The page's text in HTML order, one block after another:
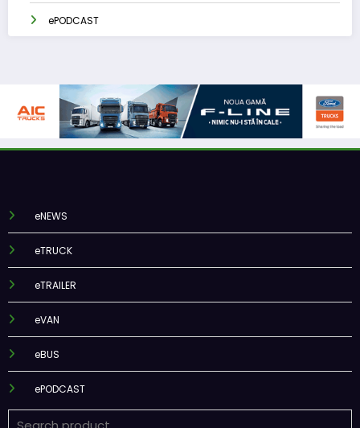
ePODCAST
eNEWS
eTRUCK
eTRAILER
eVAN
eBUS
ePODCAST